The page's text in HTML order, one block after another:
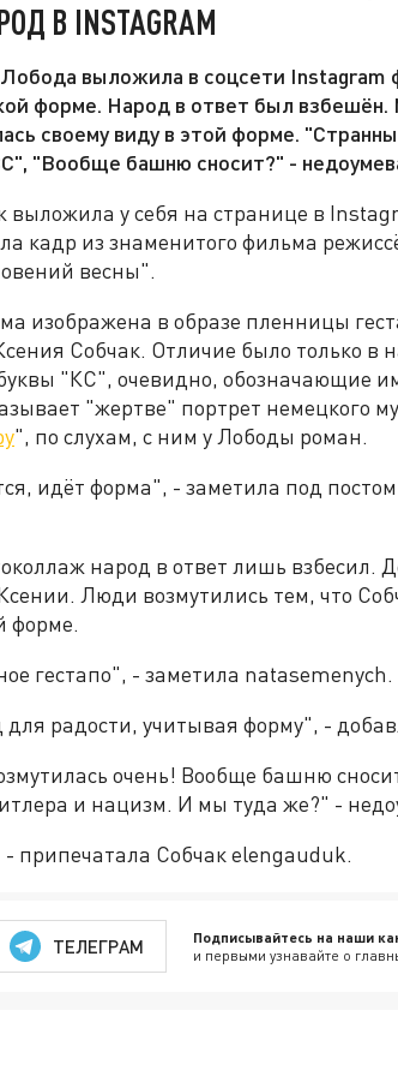
В INSTAGRAM
выложила в соцсети Instagram
форме. Народ в ответ был взбешён.
своему виду в этой форме.
"Вообще башню сносит?" -
у себя на странице в
кадр из знаменитого фильма
весны".
изображена в образе пленницы
Собчак. Отличие было только в
"КС", очевидно, обозначающие
"жертве" портрет немецкого
", по слухам, с ним у Лободы роман.
идёт форма", - заметила под
народ в ответ лишь взбесил.
Люди возмутились тем, что
форме.
гестапо", - заметила natasemenych.
радости, учитывая форму", -
очень! Вообще башню
и нацизм. И мы туда же?" -
- припечатала Собчак elengauduk.
ТЕЛЕГРАМ Подписывайтесь на наши
и первыми узнавайте о